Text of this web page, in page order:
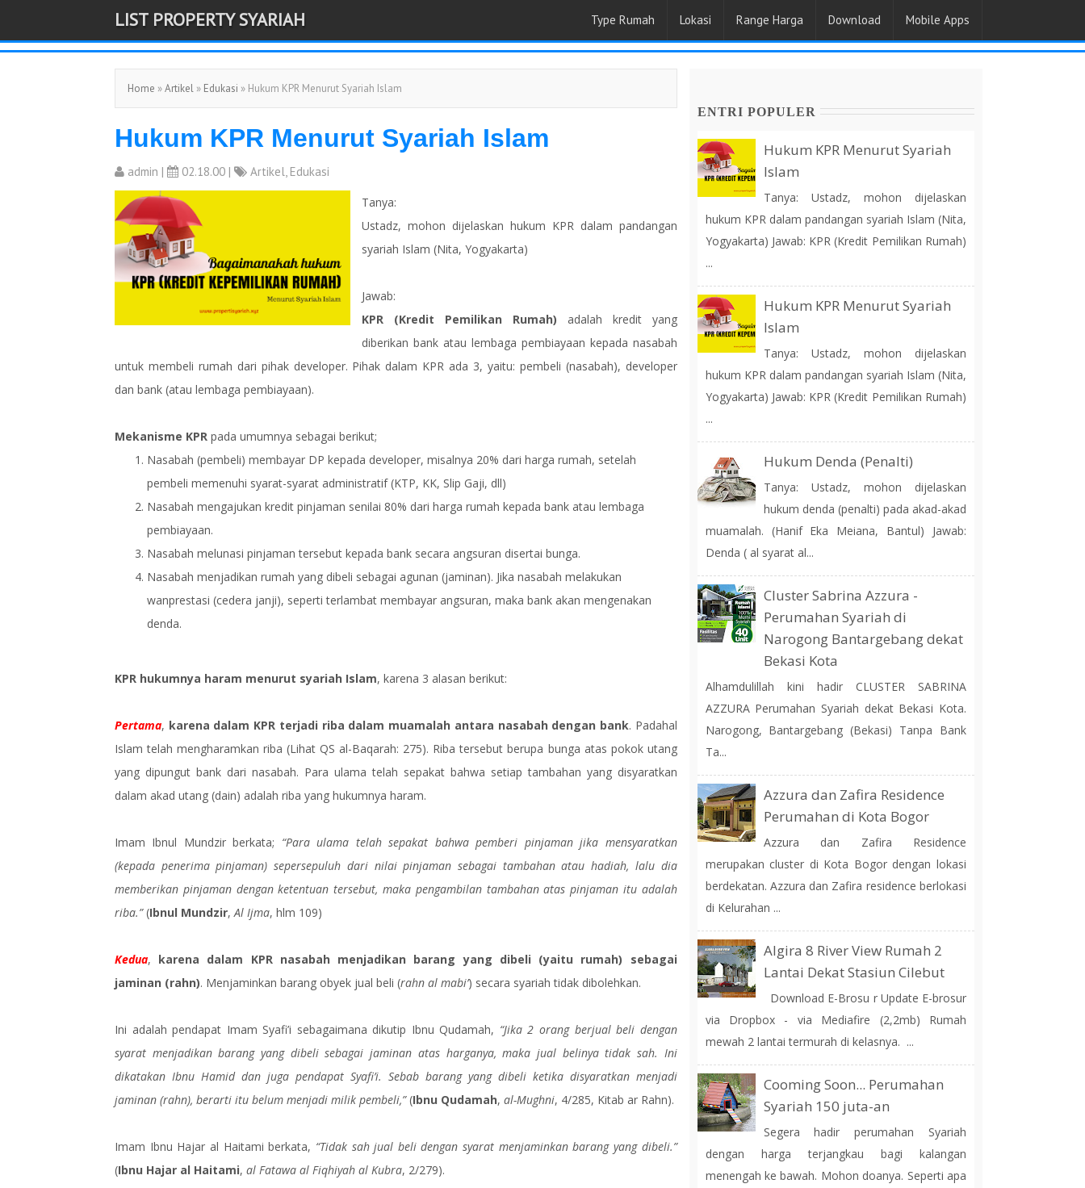
-->
LIST PROPERTY SYARIAH Type Rumah Lokasi Range Harga Download Mobile Apps
Home »Artikel » Edukasi » Hukum KPR Menurut Syariah Islam
Hukum KPR Menurut Syariah Islam
admin | 02.18.00 | Artikel, Edukasi
Tanya:
Ustadz, mohon dijelaskan hukum KPR dalam pandangan
syariah Islam (Nita, Yogyakarta)
Jawab:
KPR (Kredit Pemilikan Rumah) adalah kredit yang
diberikan bank atau lembaga pembiayaan kepada nasabah
untuk membeli rumah dari pihak developer. Pihak dalam KPR ada 3, yaitu: pembeli (nasabah), developer
dan bank (atau lembaga pembiayaan).
Mekanisme KPR pada umumnya sebagai berikut;
Nasabah (pembeli) membayar DP kepada developer, misalnya 20% dari harga rumah, setelah
pembeli memenuhi syarat-syarat administratif (KTP, KK, Slip Gaji, dll)
Nasabah mengajukan kredit pinjaman senilai 80% dari harga rumah kepada bank atau lembaga
pembiayaan.
Nasabah melunasi pinjaman tersebut kepada bank secara angsuran disertai bunga.
Nasabah menjadikan rumah yang dibeli sebagai agunan (jaminan). Jika nasabah melakukan
wanprestasi (cedera janji), seperti terlambat membayar angsuran, maka bank akan mengenakan
denda.
KPR hukumnya haram menurut syariah Islam, karena 3 alasan berikut:
Pertama, karena dalam KPR terjadi riba dalam muamalah antara nasabah dengan bank. Padahal
Islam telah mengharamkan riba (Lihat QS al-Baqarah: 275). Riba tersebut berupa bunga atas pokok utang
yang dipungut bank dari nasabah. Para ulama telah sepakat bahwa setiap tambahan yang disyaratkan
dalam akad utang (dain) adalah riba yang hukumnya haram.
Imam Ibnul Mundzir berkata; “Para ulama telah sepakat bahwa pemberi pinjaman jika mensyaratkan
(kepada penerima pinjaman) sepersepuluh dari nilai pinjaman sebagai tambahan atau hadiah, lalu dia
memberikan pinjaman dengan ketentuan tersebut, maka pengambilan tambahan atas pinjaman itu adalah
riba.”(Ibnul Mundzir,Al Ijma, hlm 109)
Kedua, karena dalam KPR nasabah menjadikan barang yang dibeli (yaitu rumah) sebagai
jaminan (rahn). Menjaminkan barang obyek jual beli (rahn al mabi’) secara syariah tidak dibolehkan.
Ini adalah pendapat Imam Syafi’i sebagaimana dikutip Ibnu Qudamah, “Jika 2 orang berjual beli dengan
syarat menjadikan barang yang dibeli sebagai jaminan atas harganya, maka jual belinya tidak sah. Ini
dikatakan Ibnu Hamid dan juga pendapat Syafi’i. Sebab barang yang dibeli ketika disyaratkan menjadi
jaminan (rahn), berarti itu belum menjadi milik pembeli,”(Ibnu Qudamah, al-Mughni, 4/285, Kitab ar Rahn).
Imam Ibnu Hajar al Haitami berkata, “Tidak sah jual beli dengan syarat menjaminkan barang yang dibeli.”
(Ibnu Hajar al Haitami, al Fatawa al Fiqhiyah al Kubra, 2/279).
ENTRI POPULER
Hukum KPR Menurut Syariah
Islam
Tanya: Ustadz, mohon dijelaskan
hukum KPR dalam pandangan syariah Islam (Nita,
Yogyakarta) Jawab: KPR (Kredit Pemilikan Rumah)
...
Hukum KPR Menurut Syariah
Islam
Tanya: Ustadz, mohon dijelaskan
hukum KPR dalam pandangan syariah Islam (Nita,
Yogyakarta) Jawab: KPR (Kredit Pemilikan Rumah)
...
Hukum Denda (Penalti)
Tanya: Ustadz, mohon dijelaskan
hukum denda (penalti) pada akad-akad
muamalah. (Hanif Eka Meiana, Bantul) Jawab:
Denda ( al syarat al...
Cluster Sabrina Azzura -
Perumahan Syariah di
Narogong Bantargebang dekat
Bekasi Kota
Alhamdulillah kini hadir CLUSTER SABRINA
AZZURA Perumahan Syariah dekat Bekasi Kota.
Narogong, Bantargebang (Bekasi) Tanpa Bank
Ta...
Azzura dan Zafira Residence
Perumahan di Kota Bogor
Azzura dan Zafira Residence
merupakan cluster di Kota Bogor dengan lokasi
berdekatan. Azzura dan Zafira residence berlokasi
di Kelurahan ...
Algira 8 River View Rumah 2
Lantai Dekat Stasiun Cilebut
Download E-Brosu r Update E-brosur
via Dropbox - via Mediafire (2,2mb) Rumah
mewah 2 lantai termurah di kelasnya. ...
Cooming Soon... Perumahan
Syariah 150 juta-an
Segera hadir perumahan Syariah
dengan harga terjangkau bagi kalangan
menengah ke bawah. Mohon doanya. Seperti apa